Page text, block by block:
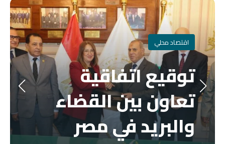
اقتصاد محلي
توقيع اتفاقية
تعاون بين القضاء
والبريد في مصر